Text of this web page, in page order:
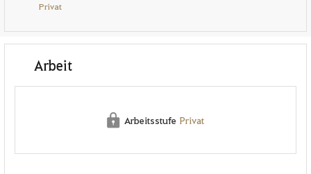
Privat
Arbeit
Arbeitsstufe Privat